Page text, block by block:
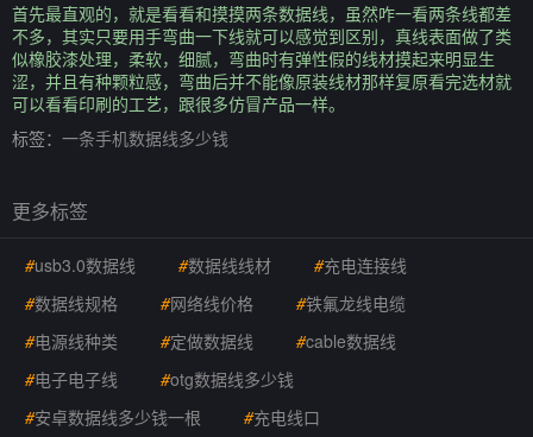
首先最直观的，就是看看和摸摸两条数据线，虽然咋一看两条线都差
不多，其实只要用手弯曲一下线就可以感觉到区别，真线表面做了类
似橡胶漆处理，柔软，细腻，弯曲时有弹性假的线材摸起来明显生
涩，并且有种颗粒感，弯曲后并不能像原装线材那样复原看完选材就
可以看看印刷的工艺，跟很多仿冒产品一样。
标签： 一条手机数据线多少钱
更多标签
#usb3.0数据线 #数据线线材 #充电连接线
#数据线规格 #网络线价格 #铁氟龙线电缆
#电源线种类 #定做数据线 #cable数据线
#电子电子线 #otg数据线多少钱
#安卓数据线多少钱一根 #充电线口